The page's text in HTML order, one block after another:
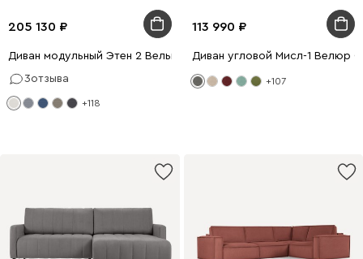
205 130
Диван модульный Этен 2 Вельвет Молочный
3отзыва
+118
113 990
Диван угловой Мисл-1 Велюр
+107